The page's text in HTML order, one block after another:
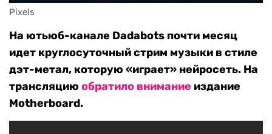
Pixels
На ютьюб-канале Dadabots почти месяц
идет круглосуточный стрим музыки в стиле
дэт-метал, которую «играет» нейросеть. На
трансляцию обратило внимание издание
Motherboard.